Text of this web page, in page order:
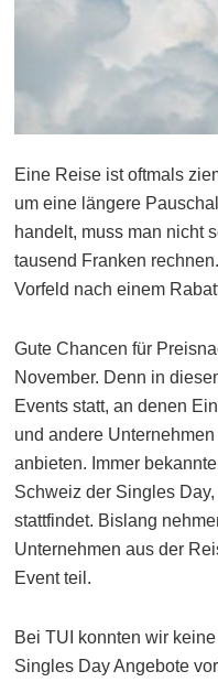
Eine Reise ist oftmals
um eine längere
handelt, muss man nicht
tausend Franken
Vorfeld nach einem
Gute Chancen für
November. Denn in
Events statt, an denen
und andere
anbieten. Immer
Schweiz der Singles
stattfindet. Bislang
Unternehmen aus der
Event teil.
Bei TUI konnten wir
Singles Day Angebote